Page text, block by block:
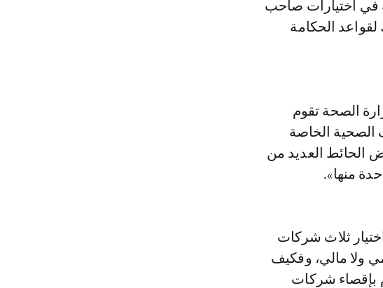
في اختيارات صاحب
الحكامة
الصحة تقوم
الخاصة
الحائط العديد من
منها».
ثلاث شركات
علمي ولا مالي، وفكيف
بإقصاء شركات